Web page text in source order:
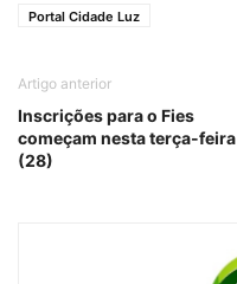
Portal Cidade Luz
Artigo anterior
Inscrições para o Fies
começam nesta terça-feira
(28)